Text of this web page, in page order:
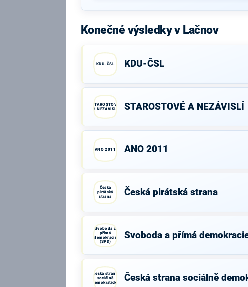
Konečné výsledky v Lačnov
KDU-ČSL KDU-ČSL
STAROSTOVÉ
A NEZÁVISLÍ
STAROSTOVÉ A NEZÁVISLÍ
ANO 2011 ANO 2011
Česká
pirátská
strana
Česká pirátská strana
Svoboda a
přímá
demokracie
(SPD)
Svoboda a přímá
Česká strana
sociálně
demokratická
Česká strana sociálně